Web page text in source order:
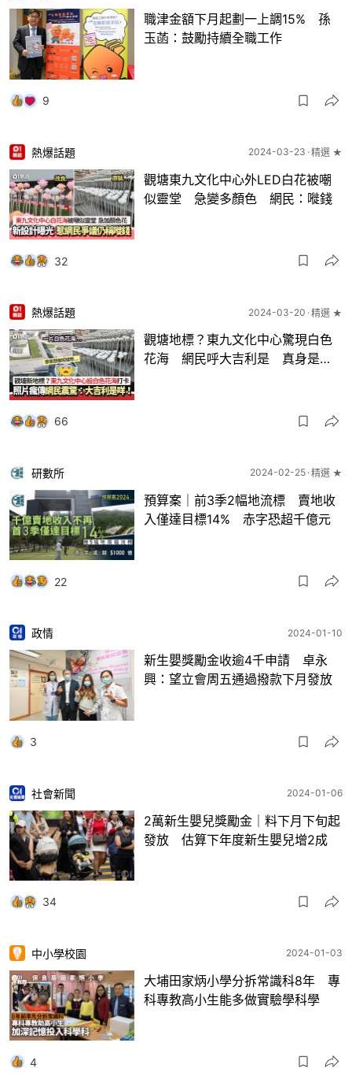
職津金額下月起劃一上調15% 孫
玉菡：鼓勵持續全職工作
9
熱爆話題 2024-03-23 精選 ★
觀塘東九文化中心外LED白花被嘲
似靈堂 急變多顏色 網民：嘥錢
32
熱爆話題 2024-03-20 精選 ★
觀塘地標？東九文化中心驚現白色
花海 網民呼大吉利是 真身是…
66
研數所 2024-02-25 精選 ★
預算案｜前3季2幅地流標 賣地收
入僅達目標14% 赤字恐超千億元
22
政情 2024-01-10
新生嬰獎勵金收逾4千申請 卓永
興：望立會周五通過撥款下月發放
3
社會新聞 2024-01-06
2萬新生嬰兒獎勵金｜料下月下旬起
發放 估算下年度新生嬰兒增2成
34
中小學校園 2024-01-03
大埔田家炳小學分拆常識科8年 專
科專教高小生能多做實驗學科學
4